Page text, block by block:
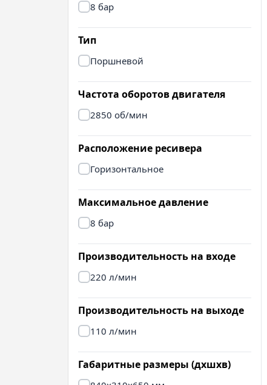
8 бар
Тип
Поршневой
Частота оборотов двигателя
2850 об/мин
Расположение ресивера
Горизонтальное
Максимальное давление
8 бар
Производительность на входе
220 л/мин
Производительность на выходе
110 л/мин
Габаритные размеры (дxшxв)